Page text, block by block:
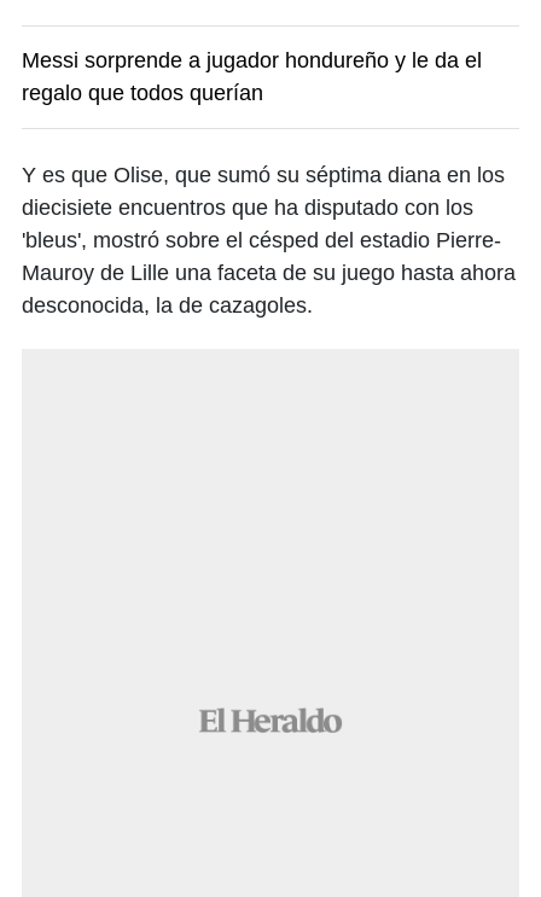
Messi sorprende a jugador hondureño y le da el
regalo que todos querían
Y es que Olise, que sumó su séptima diana en los
diecisiete encuentros que ha disputado con los
'bleus', mostró sobre el césped del estadio Pierre-
Mauroy de Lille una faceta de su juego hasta ahora
desconocida, la de cazagoles.